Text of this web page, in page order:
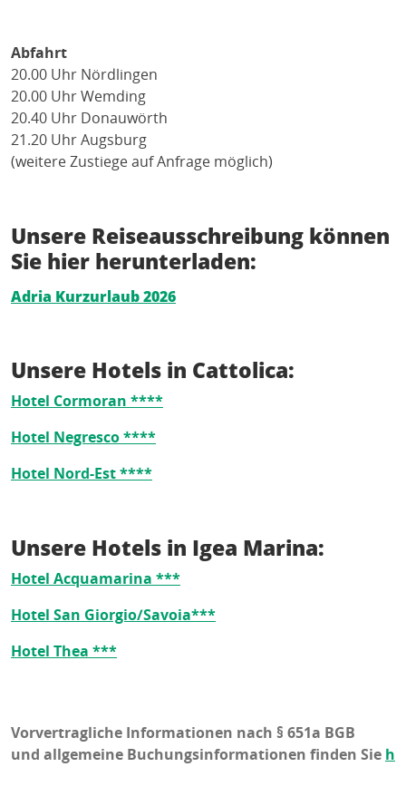
Abfahrt
20.00 Uhr Nördlingen
20.00 Uhr Wemding
20.40 Uhr Donauwörth
21.20 Uhr Augsburg
(weitere Zustiege auf Anfrage möglich)
Unsere Reiseausschreibung können
Sie hier herunterladen:
Adria Kurzurlaub 2026
Unsere Hotels in Cattolica:
Hotel Cormoran ****
Hotel Negresco ****
Hotel Nord-Est ****
Unsere Hotels in Igea Marina:
Hotel Acquamarina ***
Hotel San Giorgio/Savoia***
Hotel Thea ***
Vorvertragliche Informationen nach § 651a BGB
und allgemeine Buchungsinformationen finden Sie